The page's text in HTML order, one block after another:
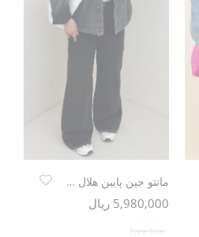
مانتو جین پایین هلال TR
5,980,000 ریال
Free Size